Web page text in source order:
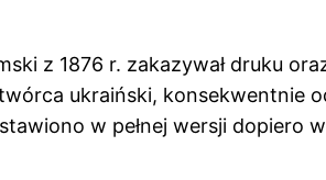
z 1876 r. zakazywał druku
ukraiński, konsekwentnie
w pełnej wersji dopiero